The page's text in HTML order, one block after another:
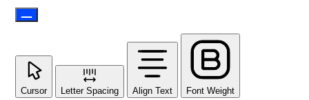
Cursor Letter Spacing Align Text Font Weight